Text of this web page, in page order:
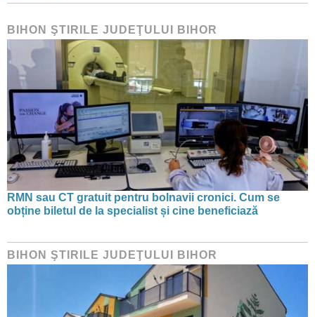
BIHON ŞTIRILE JUDEŢULUI BIHOR
RMN sau CT gratuit pentru bolnavii cronici. Cum se
obține biletul de la specialist și cine beneficiază
BIHON ŞTIRILE JUDEŢULUI BIHOR